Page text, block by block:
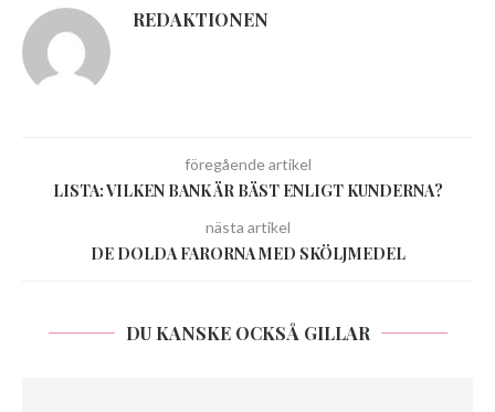
REDAKTIONEN
föregående artikel
LISTA: VILKEN BANK ÄR BÄST ENLIGT KUNDERNA?
nästa artikel
DE DOLDA FARORNA MED SKÖLJMEDEL
DU KANSKE OCKSÅ GILLAR